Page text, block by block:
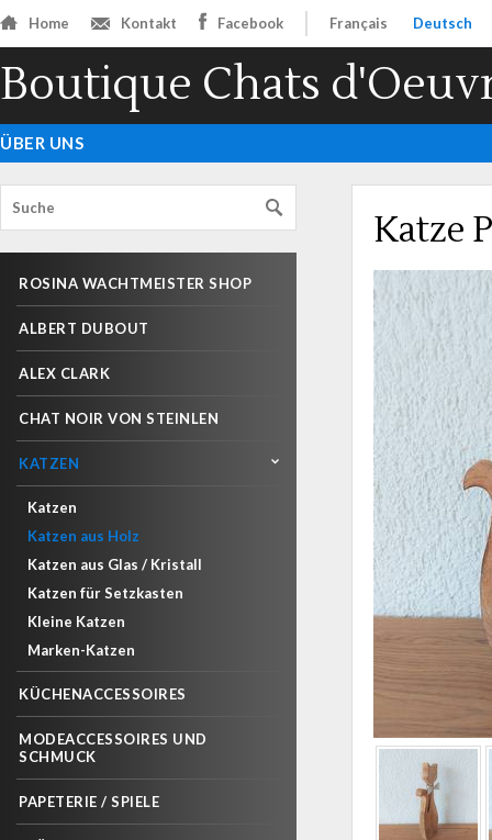
Home Kontakt Facebook Français Deutsch
Boutique Chats
ÜBER UNS
ROSINA WACHTMEISTER SHOP
ALBERT DUBOUT
ALEX CLARK
CHAT NOIR VON STEINLEN
KATZEN
Katzen
Katzen aus Holz
Katzen aus Glas / Kristall
Katzen für Setzkasten
Kleine Katzen
Marken-Katzen
KÜCHENACCESSOIRES
MODEACCESSOIRES UND
SCHMUCK
PAPETERIE / SPIELE
Katze